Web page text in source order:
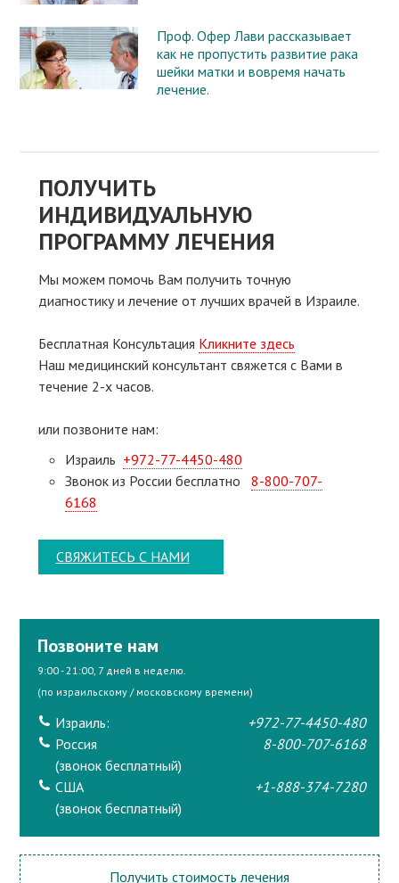
Проф. Офер Лави рассказывает
как не пропустить развитие рака
шейки матки и вовремя начать
лечение.
ПОЛУЧИТЬ
ИНДИВИДУАЛЬНУЮ
ПРОГРАММУ ЛЕЧЕНИЯ
Мы можем помочь Вам получить точную
диагностику и лечение от лучших врачей в Израиле.
Бесплатная Консультация Кликните здесь
Наш медицинский консультант свяжeтся с Вами в
течение 2-х часов.
или позвоните нам:
Израиль +972-77-4450-480
Звонок из России бесплатно 8-800-707-
6168
СВЯЖИТЕСЬ С НАМИ
Позвоните нам
9:00 - 21:00, 7 дней в неделю.
(по израильскому / московскому времени)
Израиль:
+972-77-4450-480
Россия
(звонок бесплатный)
8-800-707-6168
США
(звонок бесплатный)
+1-888-374-7280
Получить стоимость лечения